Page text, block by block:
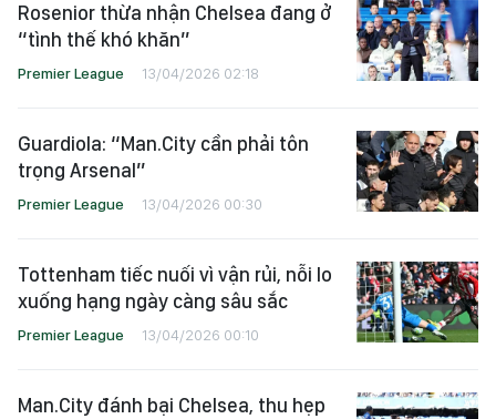
Rosenior thừa nhận Chelsea đang ở
“tình thế khó khăn”
Premier League 13/04/2026 02:18
Guardiola: “Man.City cần phải tôn
trọng Arsenal”
Premier League 13/04/2026 00:30
Tottenham tiếc nuối vì vận rủi, nỗi lo
xuống hạng ngày càng sâu sắc
Premier League 13/04/2026 00:10
Man.City đánh bại Chelsea, thu hẹp